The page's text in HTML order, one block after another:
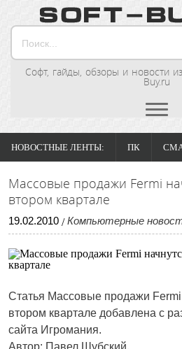
Софт, гайды, обзоры и новости
Buy.ru
НОВОСТНЫЕ ЛЕНТЫ: ПК
Массовые продажи Fermi
втором квартале
19.02.2010 / Компьютерные
Статья Массовые продажи Fermi
втором квартале добавлена с
сайта Игромания.
Автор: Павел Шубский.